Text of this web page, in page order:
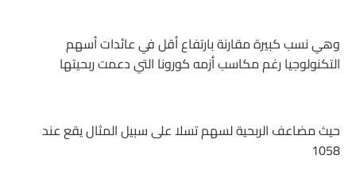
وهي نسب كبيرة مقارنة بارتفاع أقل في عائدات أسهم
التكنولوجيا رغم مكاسب أزمه كورونا التي دعمت ربحيتها
حيث مضاعف الربحية لسهم تسلا على سبيل المثال يقع عند
1058